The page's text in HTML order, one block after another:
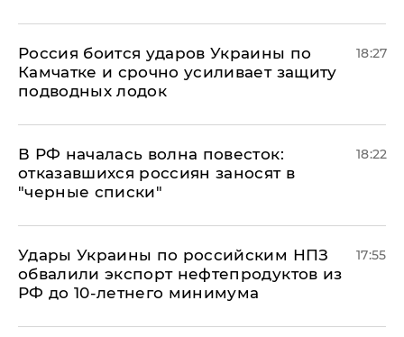
Россия боится ударов Украины по
Камчатке и срочно усиливает защиту
подводных лодок
18:27
​В РФ началась волна повесток:
отказавшихся россиян заносят в
"черные списки"
18:22
Удары Украины по российским НПЗ
обвалили экспорт нефтепродуктов из
РФ до 10-летнего минимума
17:55